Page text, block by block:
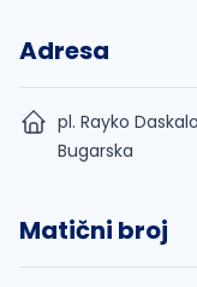
Adresa
pl. Rayko
Bugarska
Matični broj